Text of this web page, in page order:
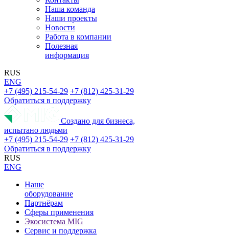
Наша команда
Наши проекты
Новости
Работа в компании
Полезная
информация
RUS
ENG
+7 (495) 215-54-29 +7 (812) 425-31-29
Обратиться в поддержку
Создано для бизнеса,
испытано людьми
+7 (495) 215-54-29 +7 (812) 425-31-29
Обратиться в поддержку
RUS
ENG
Наше
оборудование
Партнёрам
Сферы применения
Экосистема MIG
Сервис и поддержка